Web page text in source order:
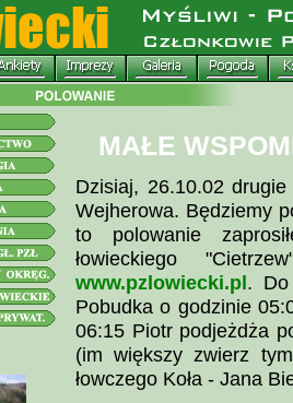
MAŁE
Dzisiaj, 26.10.02
Wejherowa. Będziemy
to polowanie
łowieckiego
www.pzlowiecki.pl. Do
Pobudka o godzinie
06:15 Piotr podjeżdża
(im większy zwierz
łowczego Koła - Jana